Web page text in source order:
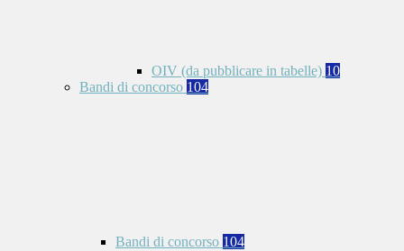
OIV (da pubblicare in tabelle) 10
Bandi di concorso 104
Bandi di concorso 104